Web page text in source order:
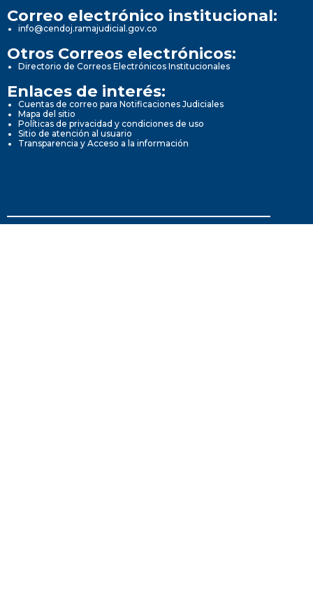
Correo electrónico institucional:
info@cendoj.ramajudicial.gov.co
Otros Correos electrónicos:
Directorio de Correos Electrónicos Institucionales
Enlaces de interés:
Cuentas de correo para Notificaciones Judiciales
Mapa del sitio
Políticas de privacidad y condiciones de uso
Sitio de atención al usuario
Transparencia y Acceso a la información